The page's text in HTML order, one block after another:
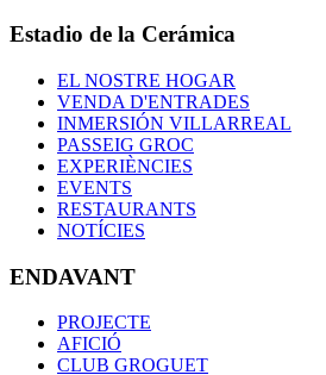
Estadio de la Cerámica
EL NOSTRE HOGAR
VENDA D'ENTRADES
INMERSIÓN VILLARREAL
PASSEIG GROC
EXPERIÈNCIES
EVENTS
RESTAURANTS
NOTÍCIES
ENDAVANT
PROJECTE
AFICIÓ
CLUB GROGUET